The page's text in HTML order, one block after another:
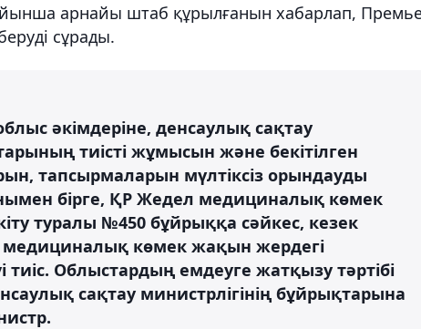
арнайы штаб құрылғанын хабарлап,
сұрады.
әкімдеріне, денсаулық сақтау
тиісті жұмысын және бекітілген
тапсырмаларын мүлтіксіз орындауды
бірге, ҚР Жедел медициналық көмек
туралы №450 бұйрыққа сәйкес, кезек
медициналық көмек жақын жердегі
Облыстардың емдеуге жатқызу тәртібі
сақтау министрлігінің бұйрықтарына